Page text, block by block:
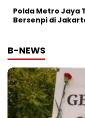
Polda Metro Jaya
Bersenpi di
B-NEWS